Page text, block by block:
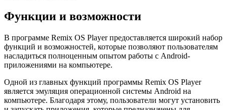
Функции и возможности
В программе Remix OS Player предоставляется широкий набор
функций и возможностей, которые позволяют пользователям
насладиться полноценным опытом работы с Android-
приложениями на компьютере.
Одной из главных функций программы Remix OS Player
является эмуляция операционной системы Android на
компьютере. Благодаря этому, пользователи могут установить